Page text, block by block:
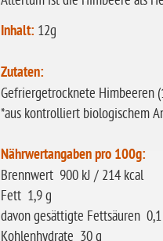
Inhalt: 12g
Zutaten:
Gefriergetrocknete Himbeeren
*aus kontrolliert biologischem
Nährwertangaben pro 100g:
Brennwert 900 kJ / 214 kcal
Fett 1,9 g
davon gesättigte Fettsäuren
Kohlenhydrate 30 g